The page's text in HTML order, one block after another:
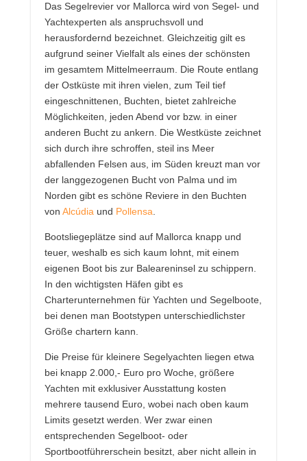
Das Segelrevier vor Mallorca wird von Segel- und
Yachtexperten als anspruchsvoll und
herausfordernd bezeichnet. Gleichzeitig gilt es
aufgrund seiner Vielfalt als eines der schönsten
im gesamtem Mittelmeerraum. Die Route entlang
der Ostküste mit ihren vielen, zum Teil tief
eingeschnittenen, Buchten, bietet zahlreiche
Möglichkeiten, jeden Abend vor bzw. in einer
anderen Bucht zu ankern. Die Westküste zeichnet
sich durch ihre schroffen, steil ins Meer
abfallenden Felsen aus, im Süden kreuzt man vor
der langgezogenen Bucht von Palma und im
Norden gibt es schöne Reviere in den Buchten
von Alcúdia und Pollensa
Bootsliegeplätze sind auf Mallorca knapp und
teuer, weshalb es sich kaum lohnt, mit einem
eigenen Boot bis zur Baleareninsel zu schippern.
In den wichtigsten Häfen gibt es
Charterunternehmen für Yachten und Segelboote,
bei denen man Bootstypen unterschiedlichster
Größe chartern kann.
Die Preise für kleinere Segelyachten liegen etwa
bei knapp 2.000,- Euro pro Woche, größere
Yachten mit exklusiver Ausstattung kosten
mehrere tausend Euro, wobei nach oben kaum
Limits gesetzt werden. Wer zwar einen
entsprechenden Segelboot- oder
Sportbootführerschein besitzt, aber nicht allein in